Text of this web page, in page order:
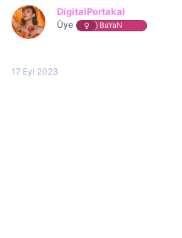
i
o
n
DigitalPortakal
Üye BaYaN
17 Eyl 2023